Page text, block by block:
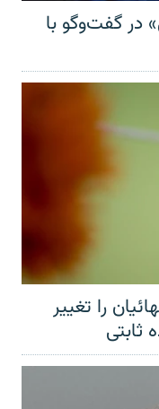
در گفت‌وگو با
را تغییر
ثابتی